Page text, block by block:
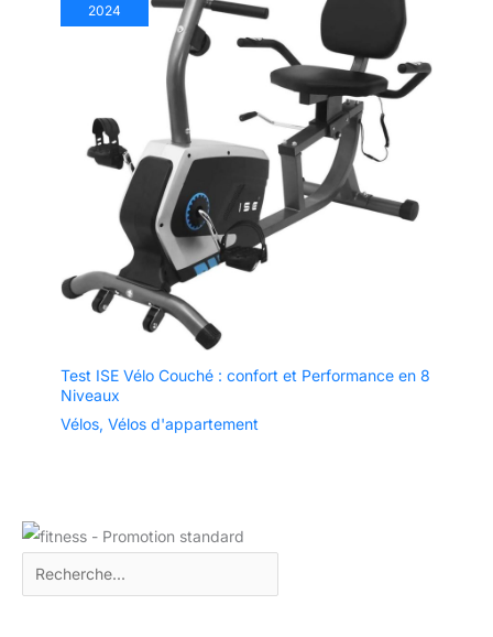
2024
Test ISE Vélo Couché : confort et Performance en 8
Niveaux
Vélos, Vélos d'appartement